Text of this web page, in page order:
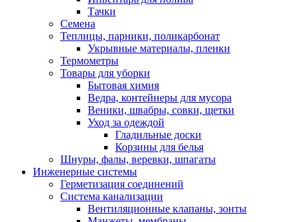
Тачки
Семена
Теплицы, парники, поликарбонат
Укрывные материалы, пленки
Термометры
Товары для уборки
Бытовая химия
Ведра, контейнеры для мусора
Веники, швабры, совки, щетки
Уход за одеждой
Гладильные доски
Корзины для белья
Шнуры, фалы, веревки, шпагаты
Инженерные системы
Герметизация соединений
Система канализации
Вентиляционные клапаны, зонты